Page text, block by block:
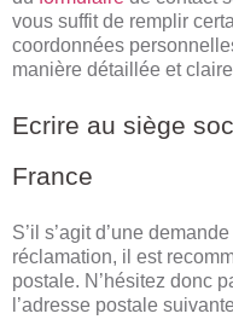
vous suffit de remplir
coordonnées
manière détaillée et
Ecrire au siège
France
S’il s’agit d’une
réclamation, il est
postale. N’hésitez donc
l’adresse postale